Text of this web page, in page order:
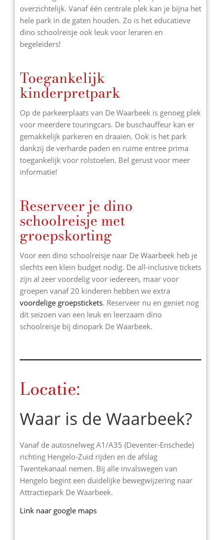
overzichtelijk. Vanaf één centrale plek kan je bijna het
hele park in de gaten houden. Zo is het educatieve
dino schoolreisje ook leuk voor leraren en
begeleiders!
Toegankelijk
kinderpretpark
Op de parkeerplaats van De Waarbeek is genoeg plek
voor meerdere touringcars. De buschauffeur kan er
gemakkelijk parkeren en draaien. Ook is het park
dankzij de verharde paden en ruime entree prima
toegankelijk voor rolstoelen. Bel gerust voor meer
informatie!
Reserveer je dino
schoolreisje met
groepskorting
Voor een dino schoolreisje naar De Waarbeek heb je
slechts een klein budget nodig. De all-inclusive tickets
zijn al zeer voordelig voor iedereen, maar voor
groepen vanaf 20 kinderen hebben we extra
voordelige groepstickets. Reserveer nu en geniet nog
dit seizoen van een leuk en leerzaam dino
schoolreisje bij dinopark De Waarbeek.
Locatie:
Waar is de Waarbeek?
Vanaf de autosnelweg A1/A35 (Deventer-Enschede)
richting Hengelo-Zuid rijden en de afslag
Twentekanaal nemen. Bij alle invalswegen van
Hengelo begint een duidelijke bewegwijzering naar
Attractiepark De Waarbeek.
Link naar google maps